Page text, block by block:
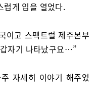
럽게 입을 열었다.
이고 스펙트럴 제주본부
자기 나타났구요…”
자세히 이야기 해주었